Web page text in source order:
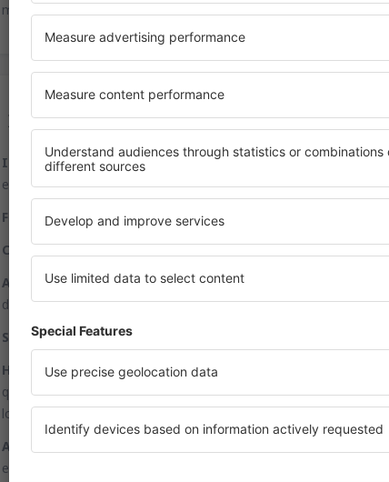
mais econômica. Se pode pagar por todos os estacionamentos
Serviços
Informação- pontos de informação estão localizados em todo
espalhados pela área do porto.
Finanças- se pode utilizar os serviços de uma casa de câmbio e
Compras- O aeroporto tem um grande número de lojas. Lojas
Aluguer de automóvel- o centro de aluguer de carros está
do aeroporto para este centro dura 10 minutos. 10 locadoras
Serviço de passageiros
- se pode usufruir de um cabeleireiro,
Hotéis - o aeroporto de Dallas / Fort Worth oferece dois
quartos oferece espaço para conferências, dois salões de baile
localizado dentro do Terminal C, que oferece salas de reuniões,
Arte
- o aeroporto de Dallas / Fort Worth tem o seu espaço
encontrar obras de artistas nacionais e estrangeiros.